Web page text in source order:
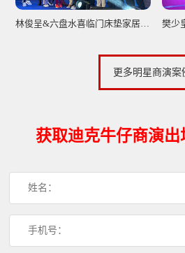
林俊呈&六盘水喜临门床垫家居签售会圆满落幕
更多明星商演案
获取迪克牛仔商演